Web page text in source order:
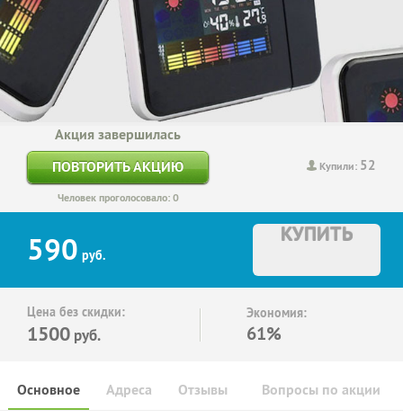
Купили: 52
Акция завершилась
ПОВТОРИТЬ АКЦИЮ
Человек проголосовало: 0
590 руб.
КУПИТЬ
Цена без скидки:
1500 руб.
Экономия:
61%
Основное Отзывы Вопросы по акции
Адреса